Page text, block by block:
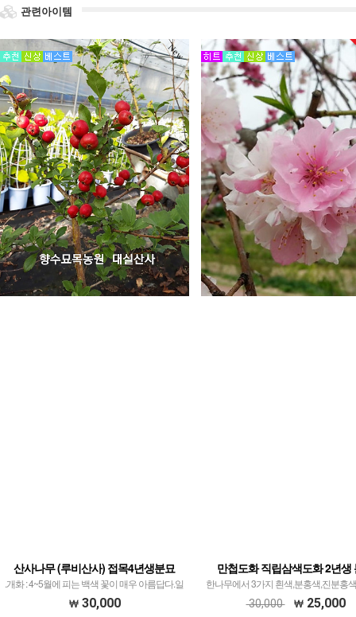
관련아이템
New
산사나무 (루비산사) 접목4년생분묘
.개화 : 4~5월에 피는 백색 꽃이 매우 아름답다.일
반 산사보다 열매의 크기가 3~4배가 큰 최신품종
30,000
만첩도화 직립삼색도화 2년생
한나무에서 3가지 흰색,분홍색,진분홍
피는 품종
30,000 25,000